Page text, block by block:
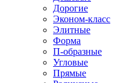
Дорогие
Эконом-класс
Элитные
Форма
П-образные
Угловые
Прямые